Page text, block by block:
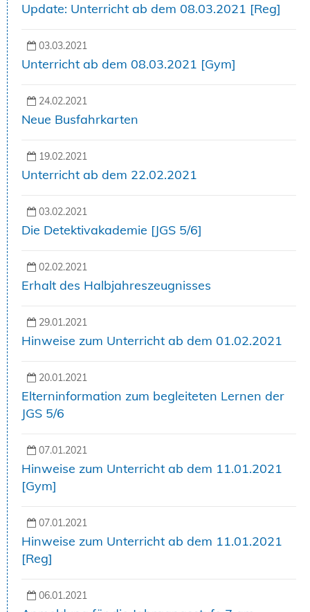
Update: Unterricht ab dem 08.03.2021 [Reg]
03.03.2021
Unterricht ab dem 08.03.2021 [Gym]
24.02.2021
Neue Busfahrkarten
19.02.2021
Unterricht ab dem 22.02.2021
03.02.2021
Die Detektivakademie [JGS 5/6]
02.02.2021
Erhalt des Halbjahreszeugnisses
29.01.2021
Hinweise zum Unterricht ab dem 01.02.2021
20.01.2021
Elterninformation zum begleiteten Lernen der
JGS 5/6
07.01.2021
Hinweise zum Unterricht ab dem 11.01.2021
[Gym]
07.01.2021
Hinweise zum Unterricht ab dem 11.01.2021
[Reg]
06.01.2021